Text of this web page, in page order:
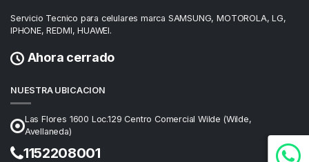
Servicio Tecnico para celulares marca SAMSUNG, MOTOROLA, LG,
IPHONE, REDMI, HUAWEI.
Ahora cerrado
NUESTRA UBICACION
Las Flores 1600 Loc.129 Centro Comercial Wilde (Wilde,
Avellaneda)
1152208001